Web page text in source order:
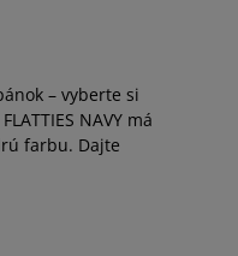
– vyberte si
NAVY má
farbu. Dajte